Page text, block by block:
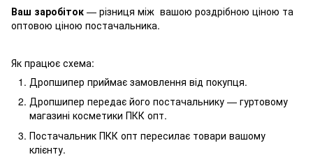
Ваш заробіток — різниця між вашою роздрібною ціною та
оптовою ціною постачальника.
Як працює схема:
Дропшипер приймає замовлення від покупця.
Дропшипер передає його постачальнику — гуртовому
магазині косметики ПКК опт.
Постачальник ПКК опт пересилає товари вашому
клієнту.